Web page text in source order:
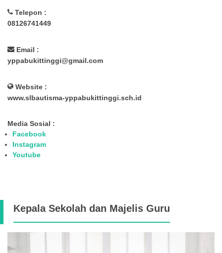
Telepon :
08126741449
Email :
yppabukittinggi@gmail.com
Website :
www.slbautisma-yppabukittinggi.sch.id
Media Sosial :
Facebook
Instagram
Youtube
Kepala Sekolah dan Majelis Guru